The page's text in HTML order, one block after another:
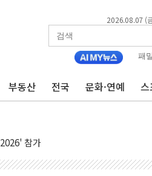
2026.08.07 (
패
부동산 전국 문화·연예 스
공사 등 20곳 '최우수'...인천환경공단
채 발견